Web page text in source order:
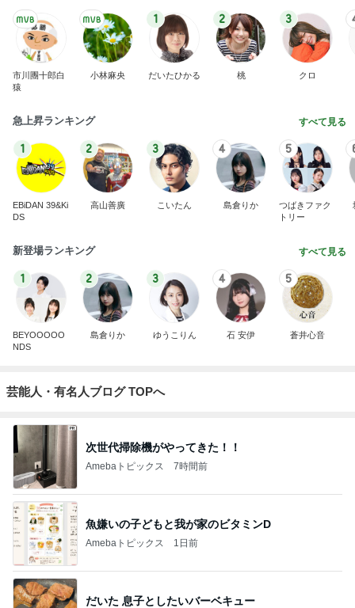
市川團十郎白
猿
小林麻央
1
だいたひかる
2
桃
3
クロ
急上昇ランキング すべて見る
1
EBiDAN 39&Ki
DS
2
高山善廣
3
こいたん
4
島倉りか
5
つばきファク
トリー
新登場ランキング すべて見る
1
BEYOOOOO
NDS
2
島倉りか
3
ゆうこりん
4
石 安伊
5
蒼井心音
芸能人・有名人ブログ TOPへ
次世代掃除機がやってきた！！
Amebaトピックス 7時間前
魚嫌いの子どもと我が家のビタミンD
Amebaトピックス 1日前
だいた 息子としたいバーベキュー